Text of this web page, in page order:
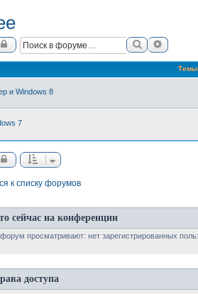
Поиск
Темы
и Windows 8
7
к списку форумов
сейчас на конференции
просматривают: нет зарегистрированных
доступа